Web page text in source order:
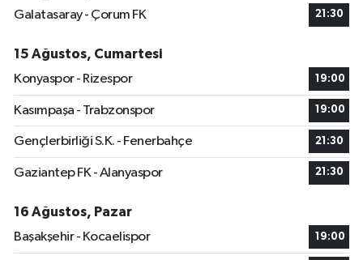
Galatasaray - Çorum FK
21:30
15 Ağustos, Cumartesi
Konyaspor - Rizespor
19:00
Kasımpaşa - Trabzonspor 19:00
Gençlerbirliği S.K. - Fenerbahçe 21:30
Gaziantep FK - Alanyaspor 21:30
16 Ağustos, Pazar
Başakşehir - Kocaelispor
19:00